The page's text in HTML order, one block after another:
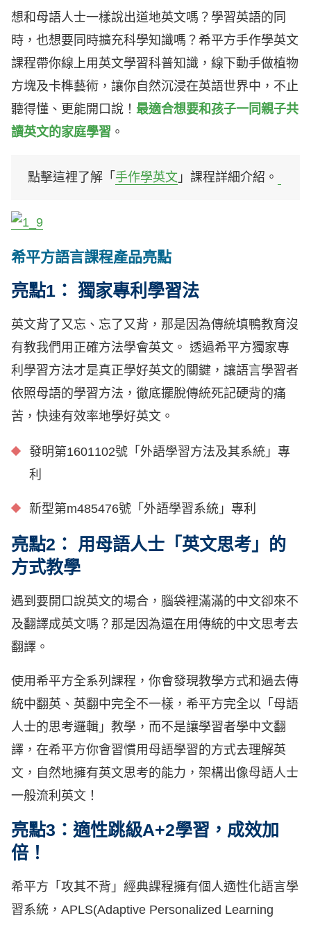
想和母語人士一樣說出道地英文嗎？學習英語的同
時，也想要同時擴充科學知識嗎？希平方手作學英文
課程帶你線上用英文學習科普知識，線下動手做植物
方塊及卡榫藝術，讓你自然沉浸在英語世界中，不止
聽得懂、更能開口說！ 最適合想要和孩子一同親子共
讀英文的家庭學習 。
點擊這裡了解「 手作學英文 」課程詳細介紹。
希平方語言課程產品亮點
亮點1： 獨家專利學習法
英文背了又忘、忘了又背，那是因為傳統填鴨教育沒
有教我們用正確方法學會英文。 透過希平方獨家專
利學習方法才是真正學好英文的關鍵，讓語言學習者
依照母語的學習方法，徹底擺脫傳統死記硬背的痛
苦，快速有效率地學好英文。
發明第1601102號「外語學習方法及其系統」專
利
新型第m485476號「外語學習系統」專利
亮點2： 用母語人士「英文思考」的
方式教學
遇到要開口說英文的場合，腦袋裡滿滿的中文卻來不
及翻譯成英文嗎？那是因為還在用傳統的中文思考去
翻譯。
使用希平方全系列課程，你會發現教學方式和過去傳
統中翻英、英翻中完全不一樣，希平方完全以「母語
人士的思考邏輯」教學，而不是讓學習者學中文翻
譯，在希平方你會習慣用母語學習的方式去理解英
文，自然地擁有英文思考的能力，架構出像母語人士
一般流利英文！
亮點3：適性跳級A+2學習，成效加
倍！
希平方「攻其不背」經典課程擁有個人適性化語言學
習系統，APLS(Adaptive Personalized Learning